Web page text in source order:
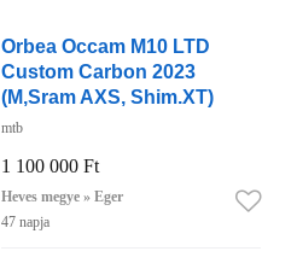
Orbea Occam M10 LTD
Custom Carbon 2023
(M,Sram AXS, Shim.XT)
mtb
1 100 000 Ft
Heves megye » Eger
47 napja